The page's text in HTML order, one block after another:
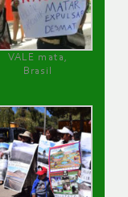
VALE mata,
Brasil